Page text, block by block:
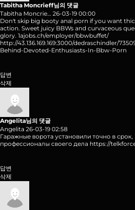
Tabitha Moncrieff님의 댓글
Tabitha Moncrie… 26-03-19 00:00
Don't skip big booty anal porn if you want
action. Sweet juicy BBWs and curvaceous
glory. 1ajobs.ch/employer/bbwbuffet/
http://43.136.169.169:3000/dedraschindler/
Behind-Devoted-Enthusiasts-In-Bbw-Porn
답변
삭제
Angelita님의 댓글
Angelita 26-03-19 02:58
Гаражные ворота установили точно в
профессионалы своего дела https://
답변
삭제